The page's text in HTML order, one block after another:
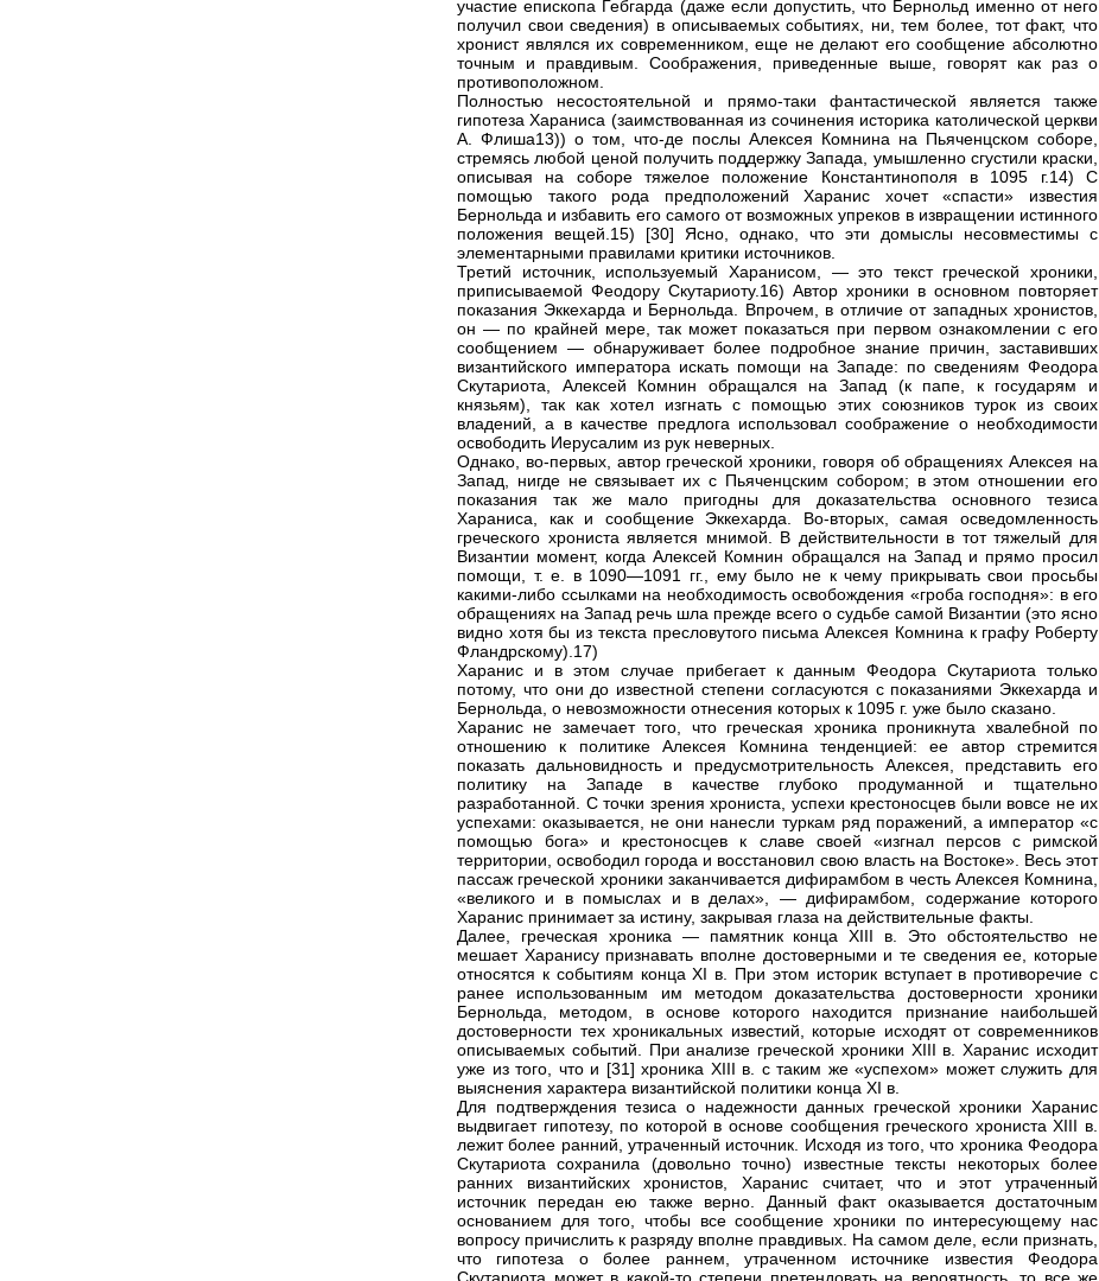
участие епископа Гебгарда (даже если допустить, что Бернольд именно от него
получил свои сведения) в описываемых событиях, ни, тем более, тот факт, что
хронист являлся их современником, еще не делают его сообщение абсолютно
точным и правдивым. Соображения, приведенные выше, говорят как раз о
противоположном.
Полностью несостоятельной и прямо-таки фантастической является также
гипотеза Хараниса (заимствованная из сочинения историка католической церкви
А. Флиша13)) о том, что-де послы Алексея Комнина на Пьяченцском соборе,
стремясь любой ценой получить поддержку Запада, умышленно сгустили краски,
описывая на соборе тяжелое положение Константинополя в 1095 г.14) С
помощью такого рода предположений Харанис хочет «спасти» известия
Бернольда и избавить его самого от возможных упреков в извращении истинного
положения вещей.15) [30] Ясно, однако, что эти домыслы несовместимы с
элементарными правилами критики источников.
Третий источник, используемый Харанисом, — это текст греческой хроники,
приписываемой Феодору Скутариоту.16) Автор хроники в основном повторяет
показания Эккехарда и Бернольда. Впрочем, в отличие от западных хронистов,
он — по крайней мере, так может показаться при первом ознакомлении с его
сообщением — обнаруживает более подробное знание причин, заставивших
византийского императора искать помощи на Западе: по сведениям Феодора
Скутариота, Алексей Комнин обращался на Запад (к папе, к государям и
князьям), так как хотел изгнать с помощью этих союзников турок из своих
владений, а в качестве предлога использовал соображение о необходимости
освободить Иерусалим из рук неверных.
Однако, во-первых, автор греческой хроники, говоря об обращениях Алексея на
Запад, нигде не связывает их с Пьяченцским собором; в этом отношении его
показания так же мало пригодны для доказательства основного тезиса
Хараниса, как и сообщение Эккехарда. Во-вторых, самая осведомленность
греческого хрониста является мнимой. В действительности в тот тяжелый для
Византии момент, когда Алексей Комнин обращался на Запад и прямо просил
помощи, т. е. в 1090—1091 гг., ему было не к чему прикрывать свои просьбы
какими-либо ссылками на необходимость освобождения «гроба господня»: в его
обращениях на Запад речь шла прежде всего о судьбе самой Византии (это ясно
видно хотя бы из текста пресловутого письма Алексея Комнина к графу Роберту
Фландрскому).17)
Харанис и в этом случае прибегает к данным Феодора Скутариота только
потому, что они до известной степени согласуются с показаниями Эккехарда и
Бернольда, о невозможности отнесения которых к 1095 г. уже было сказано.
Харанис не замечает того, что греческая хроника проникнута хвалебной по
отношению к политике Алексея Комнина тенденцией: ее автор стремится
показать дальновидность и предусмотрительность Алексея, представить его
политику на Западе в качестве глубоко продуманной и тщательно
разработанной. С точки зрения хрониста, успехи крестоносцев были вовсе не их
успехами: оказывается, не они нанесли туркам ряд поражений, а император «с
помощью бога» и крестоносцев к славе своей «изгнал персов с римской
территории, освободил города и восстановил свою власть на Востоке». Весь этот
пассаж греческой хроники заканчивается дифирамбом в честь Алексея Комнина,
«великого и в помыслах и в делах», — дифирамбом, содержание которого
Харанис принимает за истину, закрывая глаза на действительные факты.
Далее, греческая хроника — памятник конца XIII в. Это обстоятельство не
мешает Харанису признавать вполне достоверными и те сведения ее, которые
относятся к событиям конца XI в. При этом историк вступает в противоречие с
ранее использованным им методом доказательства достоверности хроники
Бернольда, методом, в основе которого находится признание наибольшей
достоверности тех хроникальных известий, которые исходят от современников
описываемых событий. При анализе греческой хроники XIII в. Харанис исходит
уже из того, что и [31] хроника XIII в. с таким же «успехом» может служить для
выяснения характера византийской политики конца XI в.
Для подтверждения тезиса о надежности данных греческой хроники Харанис
выдвигает гипотезу, по которой в основе сообщения греческого хрониста XIII в.
лежит более ранний, утраченный источник. Исходя из того, что хроника Феодора
Скутариота сохранила (довольно точно) известные тексты некоторых более
ранних византийских хронистов, Харанис считает, что и этот утраченный
источник передан ею также верно. Данный факт оказывается достаточным
основанием для того, чтобы все сообщение хроники по интересующему нас
вопросу причислить к разряду вполне правдивых. На самом деле, если признать,
что гипотеза о более раннем, утраченном источнике известия Феодора